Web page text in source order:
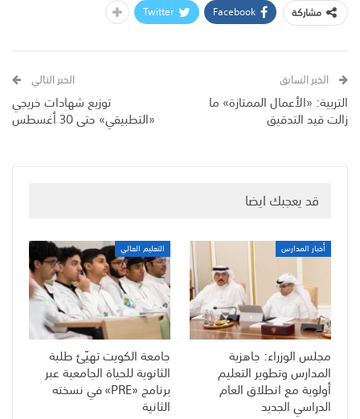
مشاركة
Facebook
Twitter
الخبر السابق
التربية: «الأعمال الممتازة» ما
زالت قيد التدقيق
الخبر التالي
توزيع شهادات خريجي
«التطبيقي» حتى 30 أغسطس
قد يعجبك ايضا
أخبار المدارس
مجلس الوزراء: جاهزية
المدارس وتطوير التعليم
أولوية مع انطلاق العام
الدراسي الجديد
التعليم العالي
جامعة الكويت تهيّئ طلبة
الثانوية للحياة الجامعية عبر
برنامج «PRE» في نسخته
الثانية